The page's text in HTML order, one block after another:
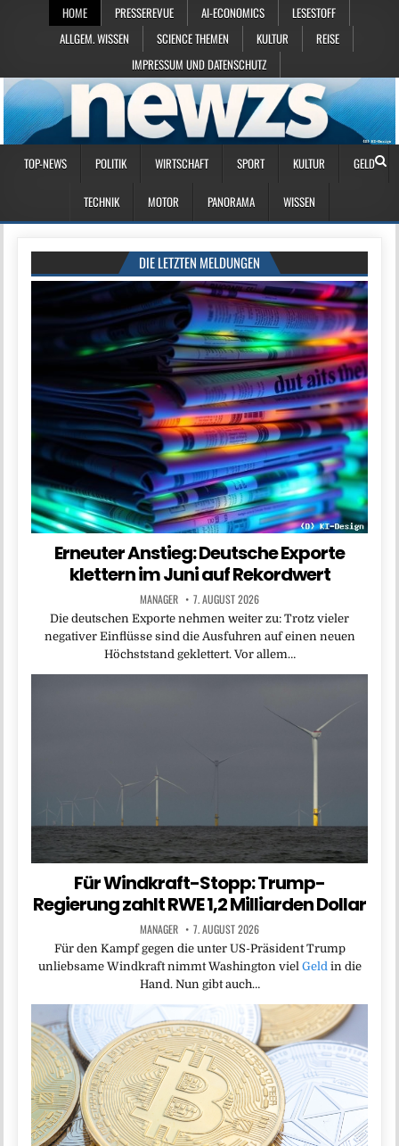
HOME PRESSEREVUE AI-ECONOMICS
LESESTOFF
ALLGEM. WISSEN
SCIENCE THEMEN KULTUR
REISE
IMPRESSUM UND DATENSCHUTZ
TOP-NEWS POLITIK WIRTSCHAFT SPORT KULTUR GELD
TECHNIK MOTOR PANORAMA WISSEN
DIE LETZTEN MELDUNGEN
Erneuter Anstieg: Deutsche Exporte
klettern im Juni auf Rekordwert
MANAGER 7. AUGUST 2026
Die deutschen Exporte nehmen weiter zu: Trotz vieler
negativer Einflüsse sind die Ausfuhren auf einen neuen
Höchststand geklettert. Vor allem…
Für Windkraft-Stopp: Trump-
Regierung zahlt RWE 1,2 Milliarden Dollar
MANAGER 7. AUGUST 2026
Für den Kampf gegen die unter US-Präsident Trump
unliebsame Windkraft nimmt Washington viel Geld in die
Hand. Nun gibt auch…